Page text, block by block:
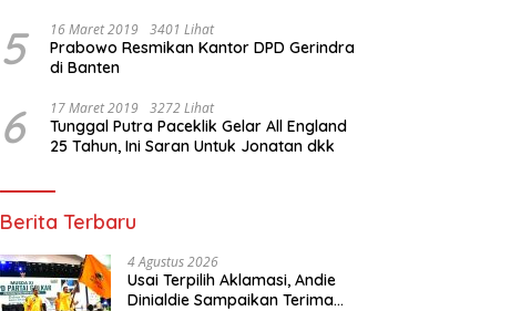
5 16 Maret 2019 3401 Lihat
Prabowo Resmikan Kantor DPD Gerindra
di Banten
6 17 Maret 2019 3272 Lihat
Tunggal Putra Paceklik Gelar All England
25 Tahun, Ini Saran Untuk Jonatan dkk
Berita Terbaru
4 Agustus 2026
Usai Terpilih Aklamasi, Andie
Dinialdie Sampaikan Terima